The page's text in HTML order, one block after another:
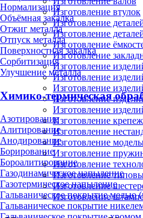
Нормализация
Объёмная закалка
Отжиг металла
Отпуск металла
Поверхностная закалка
Сорбитизация
Улучшение металла
Химико-термическая
Азотирование
Алитирование
Анодирование
Борирование
Бороалитирование
Газодинамическое напыление
Газотермическое напыление
Гальваническое покрытие медью
Гальваническое покрытие
Изготовление втулок
Изготовление
Изготовление
Изготовление
Изготовление
Изготовление
Изготовление
Изготовление
Изготовление
Изготовление
Изготовление
Изготовление
Изготовление
Изготовление
Изготовление
Изготовление
Изготовление
Изготовление